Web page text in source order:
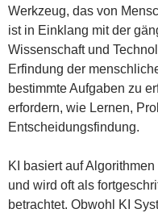
Werkzeug, das von
ist in Einklang mit der
Wissenschaft und
Erfindung der
bestimmte Aufgaben zu
erfordern, wie Lernen,
Entscheidungsfindung.
KI basiert auf
und wird oft als
betrachtet. Obwohl KI